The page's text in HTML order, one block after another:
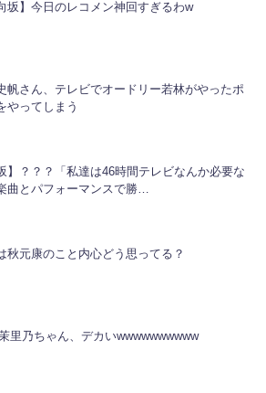
坂】今日のレコメン神回すぎるわw
帆さん、テレビでオードリー若林がやったポ
やってしまう
】？？？「私達は46時間テレビなんか必要な
曲とパフォーマンスで勝…
秋元康のこと内心どう思ってる？
里乃ちゃん、デカいwwwwwwwwww